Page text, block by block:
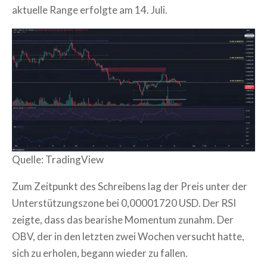
aktuelle Range erfolgte am 14. Juli.
Quelle: TradingView
Zum Zeitpunkt des Schreibens lag der Preis unter der
Unterstützungszone bei 0,00001720 USD. Der RSI
zeigte, dass das bearishe Momentum zunahm. Der
OBV, der in den letzten zwei Wochen versucht hatte,
sich zu erholen, begann wieder zu fallen.